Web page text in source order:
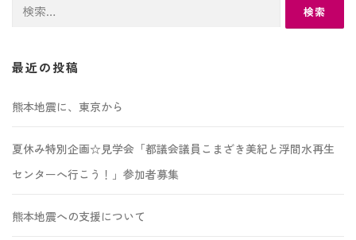
検
最近の投稿
熊本地震に、東京から
夏休み特別企画☆見学会「都議会議員こまざき美紀と浮間水再生
センターへ行こう！」参加者募集
熊本地震への支援について